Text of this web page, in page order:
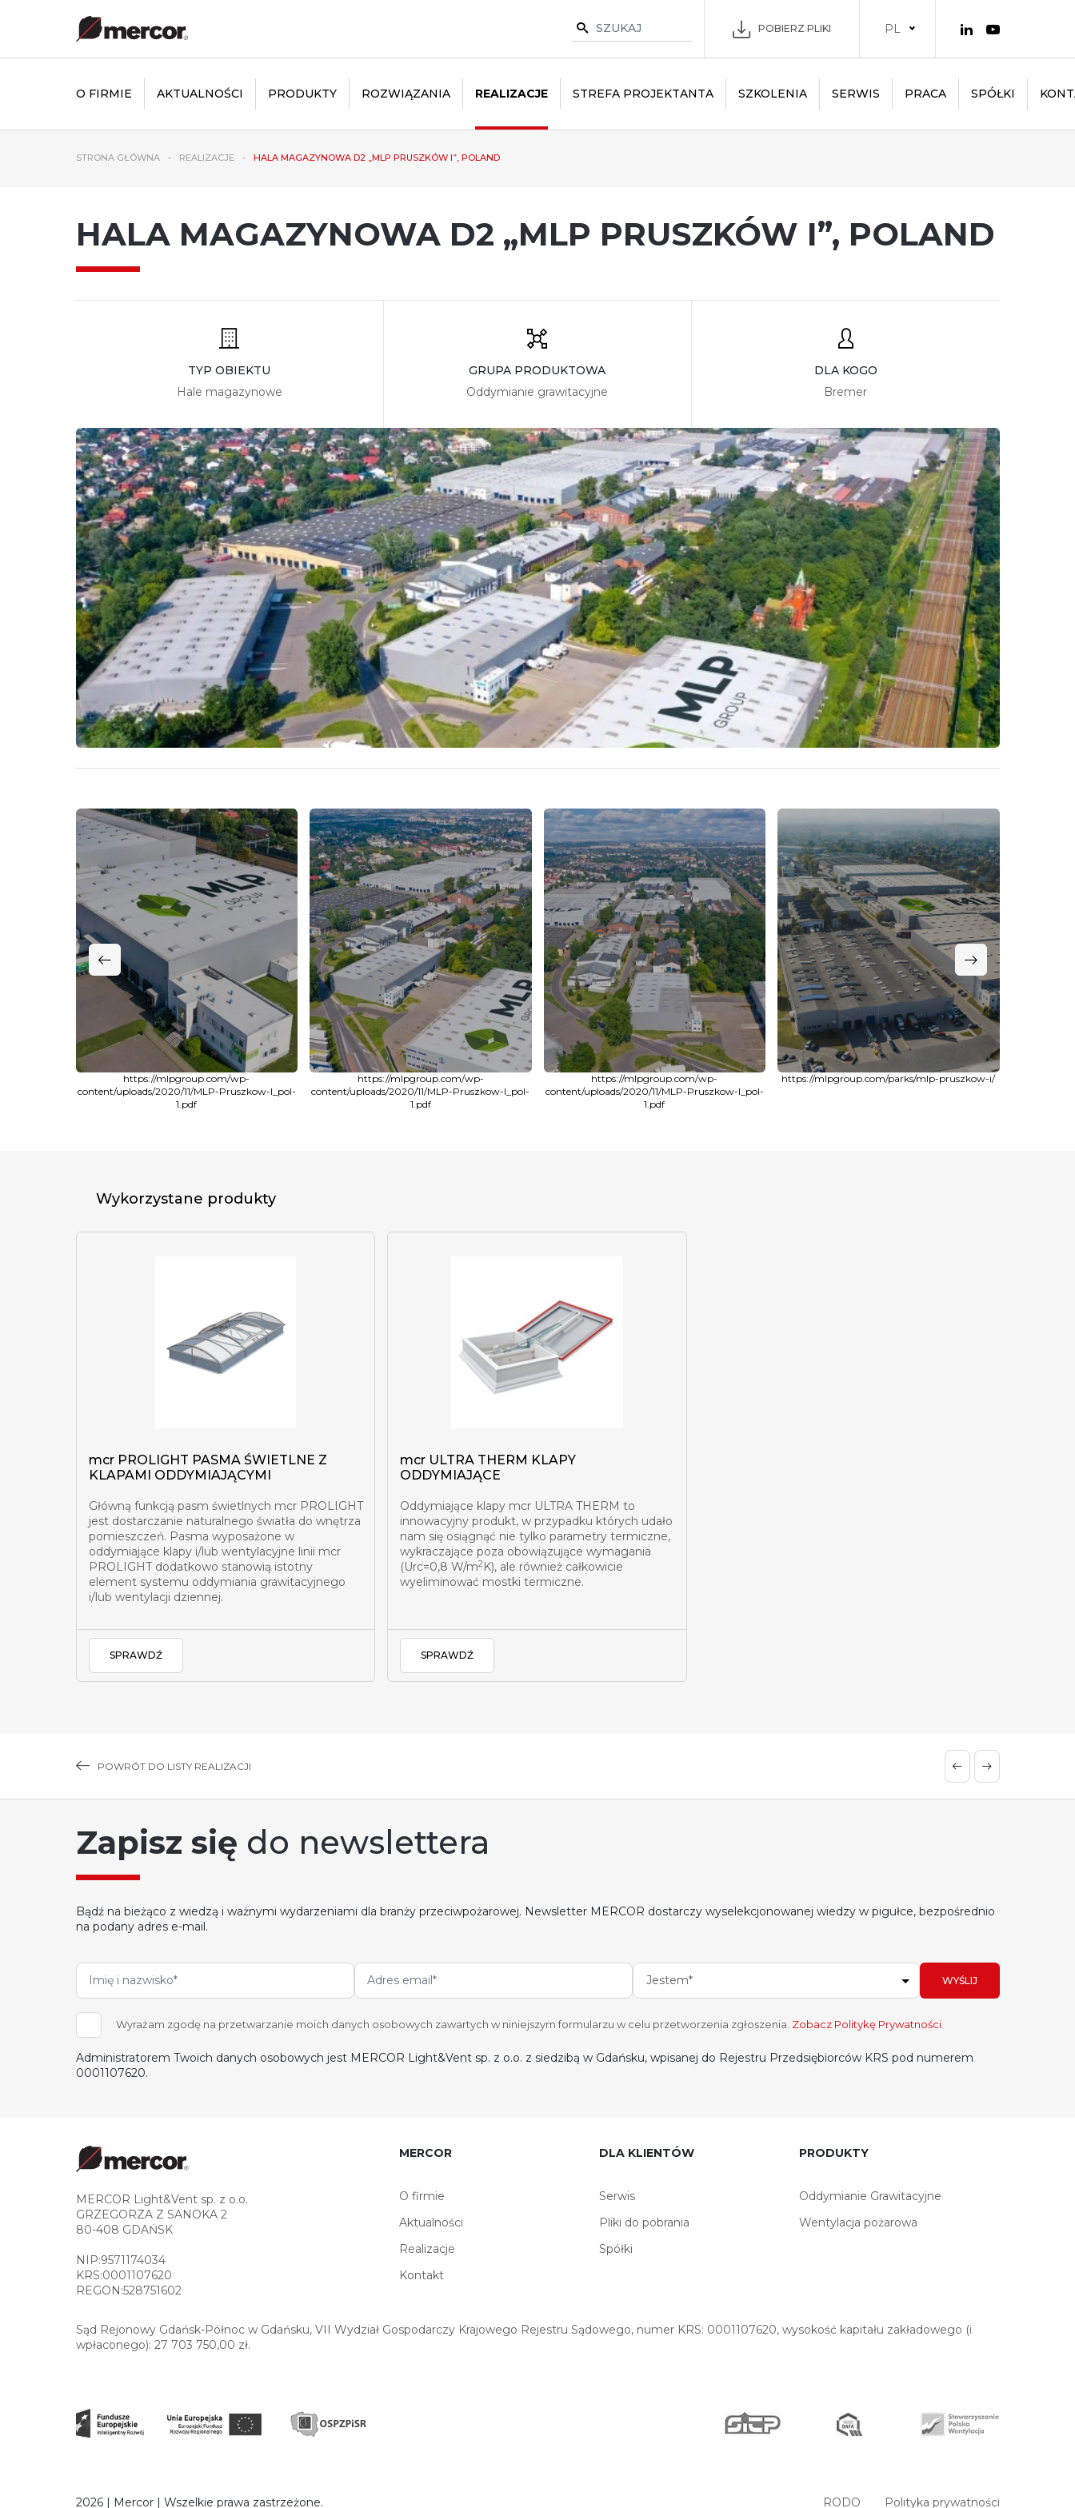
POBIERZ PLIKI PL
O FIRMIE AKTUALNOŚCI PRODUKTY ROZWIĄZANIA REALIZACJE STREFA PROJEKTANTA SZKOLENIA SERWIS PRACA SPÓŁKI
STRONA GŁÓWNA REALIZACJE HALA MAGAZYNOWA D2 „MLP PRUSZKÓW I”, POLAND
HALA MAGAZYNOWA D2 „MLP PRUSZKÓW I”, POLAND
TYP OBIEKTU
Hale magazynowe
GRUPA PRODUKTOWA
Oddymianie grawitacyjne
DLA KOGO
Bremer
https://mlpgroup.com/wp-
content/uploads/2020/11/MLP-Pruszkow-I_pol-
1.pdf
https://mlpgroup.com/wp-
content/uploads/2020/11/MLP-Pruszkow-I_pol-
1.pdf
https://mlpgroup.com/wp-
content/uploads/2020/11/MLP-Pruszkow-I_pol-
1.pdf
https://mlpgroup.com/parks/mlp-pruszkow-i/
Wykorzystane produkty
mcr PROLIGHT PASMA ŚWIETLNE Z
KLAPAMI ODDYMIAJĄCYMI
Główną funkcją pasm świetlnych mcr PROLIGHT
jest dostarczanie naturalnego światła do wnętrza
pomieszczeń. Pasma wyposażone w
oddymiające klapy i/lub wentylacyjne linii mcr
PROLIGHT dodatkowo stanowią istotny
element systemu oddymiania grawitacyjnego
i/lub wentylacji dziennej.
SPRAWDŹ
mcr ULTRA THERM KLAPY
ODDYMIAJĄCE
Oddymiające klapy mcr ULTRA THERM to
innowacyjny produkt, w przypadku których udało
nam się osiągnąć nie tylko parametry termiczne,
wykraczające poza obowiązujące wymagania
(Urc=0,8 W/m2K), ale również całkowicie
wyeliminować mostki termiczne.
SPRAWDŹ
POWRÓT DO LISTY REALIZACJI
Zapisz się do newslettera
Bądź na bieżąco z wiedzą i ważnymi wydarzeniami dla branży przeciwpożarowej. Newsletter MERCOR dostarczy wyselekcjonowanej wiedzy w pigułce, bezpośrednio
na podany adres e-mail.
Jestem* WYŚLIJ
Wyrażam zgodę na przetwarzanie moich danych osobowych zawartych w niniejszym formularzu w celu przetworzenia zgłoszenia. Zobacz Politykę Prywatności.
Administratorem Twoich danych osobowych jest MERCOR Light&Vent sp. z o.o. z siedzibą w Gdańsku, wpisanej do Rejestru Przedsiębiorców KRS pod numerem
0001107620.
MERCOR Light&Vent sp. z o.o.
GRZEGORZA Z SANOKA 2
80-408 GDAŃSK
NIP:9571174034
KRS:0001107620
REGON:528751602
MERCOR
O firmie
Aktualności
Realizacje
Kontakt
DLA KLIENTÓW
Serwis
Pliki do pobrania
Spółki
PRODUKTY
Oddymianie Grawitacyjne
Wentylacja pożarowa
Sąd Rejonowy Gdańsk-Północ w Gdańsku, VII Wydział Gospodarczy Krajowego Rejestru Sądowego, numer KRS: 0001107620, wysokość kapitału zakładowego (i
wpłaconego): 27 703 750,00 zł.
2026 | Mercor | Wszelkie prawa zastrzeżone. RODO Polityka prywatności